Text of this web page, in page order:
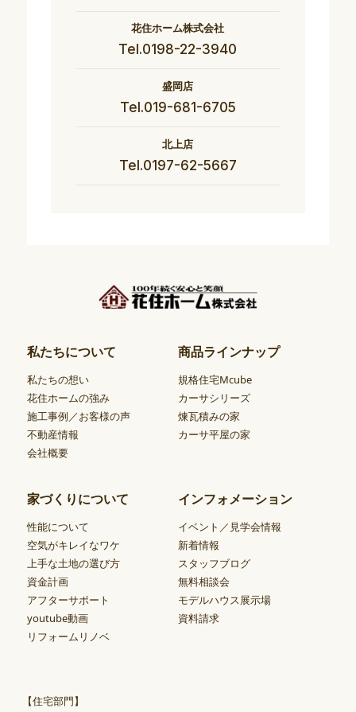
花住ホーム株式会社
Tel.0198-22-3940
盛岡店
Tel.019-681-6705
北上店
Tel.0197-62-5667
私たちについて
私たちの想い
花住ホームの強み
施工事例／お客様の声
不動産情報
会社概要
商品ラインナップ
規格住宅Mcube
カーサシリーズ
煉瓦積みの家
カーサ平屋の家
家づくりについて
性能について
空気がキレイなワケ
上手な土地の選び方
資金計画
アフターサポート
youtube動画
リフォームリノベ
インフォメーション
イベント／見学会情報
新着情報
スタッフブログ
無料相談会
モデルハウス展示場
資料請求
【住宅部門】